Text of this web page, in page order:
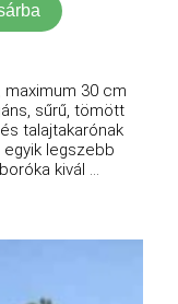
maximum 30 cm
sűrű, tömött
talajtakarónak
egyik legszebb
kivál ...